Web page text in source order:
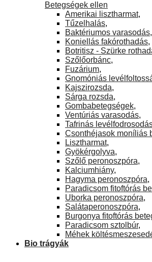
Betegségek ellen
Amerikai lisztharmat,
Tűzelhalás,
Baktériumos varasodás,
Koniellás fakórothadás,
Botritisz - Szürke
Szőlőorbánc,
Fuzárium,
Gnomóniás
Kajszirozsda,
Sárga rozsda,
Gombabetegségek,
Ventúriás varasodás,
Tafrinás
Csonthéjasok moníliás
Lisztharmat,
Gyökérgolyva,
Szőlő peronoszpóra,
Kalciumhiány,
Hagyma peronoszpóra,
Paradicsom fitoftórás
Uborka peronoszpóra,
Salátaperonoszpóra,
Burgonya fitoftórás
Paradicsom sztolbúr,
Méhek
Bio trágyák